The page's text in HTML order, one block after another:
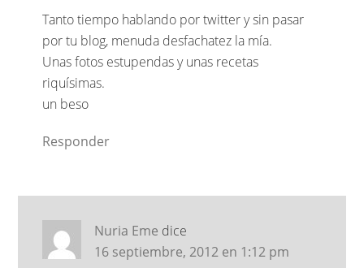
Tanto tiempo hablando por twitter y sin pasar
por tu blog, menuda desfachatez la mía.
Unas fotos estupendas y unas recetas
riquísimas.
un beso
Responder
Nuria Eme dice
16 septiembre, 2012 en 1:12 pm